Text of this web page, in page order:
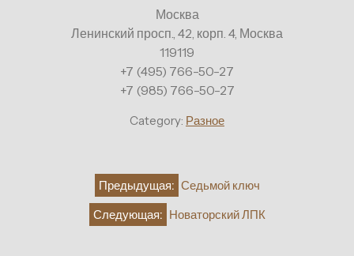
Москва
Ленинский просп., 42, корп. 4, Москва
119119
+7 (495) 766-50-27
+7 (985) 766-50-27
Category: Разное
Навигация
записям
Предыдущая: Седьмой ключ
Следующая: Новаторский ЛПК